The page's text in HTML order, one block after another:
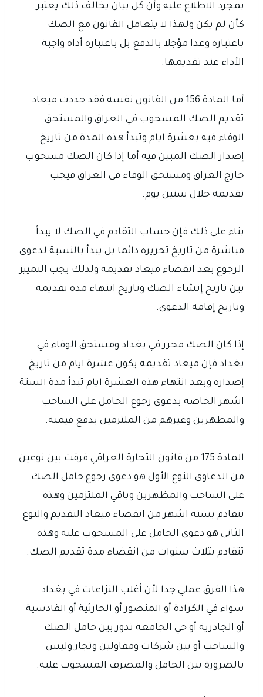
بمجرد الاطلاع عليه وأن كل بيان يخالف ذلك يعتبر
كأن لم يكن ولهذا لا يتعامل القانون مع الصك
باعتباره وعدا مؤجلا بالدفع بل باعتباره أداة واجبة
الأداء عند تقديمها.
أما المادة 156 من القانون نفسه فقد حددت ميعاد
تقديم الصك المسحوب في العراق والمستحق
الوفاء فيه بعشرة ايام وتبدأ هذه المدة من تاريخ
إصدار الصك المبين فيه أما إذا كان الصك مسحوب
خارج العراق ومستحق الوفاء في العراق فيجب
تقديمه خلال ستين يوم.
بناء على ذلك فإن حساب التقادم في الصك لا يبدأ
مباشرة من تاريخ تحريره دائما بل يبدأ بالنسبة لدعوى
الرجوع بعد انقضاء ميعاد تقديمه ولذلك يجب التمييز
بين تاريخ إنشاء الصك وتاريخ انتهاء مدة تقديمه
وتاريخ إقامة الدعوى.
إذا كان الصك محرر في بغداد ومستحق الوفاء في
بغداد فإن ميعاد تقديمه يكون عشرة ايام من تاريخ
إصداره وبعد انتهاء هذه العشرة ايام تبدأ مدة الستة
اشهر الخاصة بدعوى رجوع الحامل على الساحب
والمظهرين وغيرهم من الملتزمين بدفع قيمته.
المادة 175 من قانون التجارة العراقي فرقت بين نوعين
من الدعاوى النوع الأول هو دعوى رجوع حامل الصك
على الساحب والمظهرين وباقي الملتزمين وهذه
تتقادم بستة اشهر من انقضاء ميعاد التقديم والنوع
الثاني هو دعوى الحامل على المسحوب عليه وهذه
تتقادم بثلاث سنوات من انقضاء مدة تقديم الصك.
هذا الفرق عملي جدا لأن أغلب النزاعات في بغداد
سواء في الكرادة أو المنصور أو الحارثية أو القادسية
أو الجادرية أو حي الجامعة تدور بين حامل الصك
والساحب أو بين شركات ومقاولين وتجار وليس
بالضرورة بين الحامل والمصرف المسحوب عليه.